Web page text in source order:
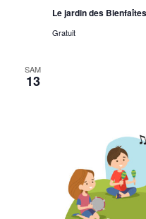
Le jardin des Bienfaîtes
Gratuit
SAM
13